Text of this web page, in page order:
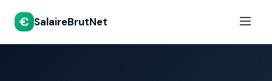
€ SalaireBrutNet